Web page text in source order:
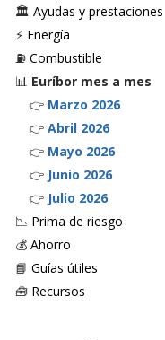
🏛️ Ayudas y prestaciones
⚡ Energía
⛽ Combustible
📊 Euríbor mes a mes
👉 Marzo 2026
👉 Abril 2026
👉 Mayo 2026
👉 Junio 2026
👉 Julio 2026
📉 Prima de riesgo
💰 Ahorro
📘 Guías útiles
🧰 Recursos